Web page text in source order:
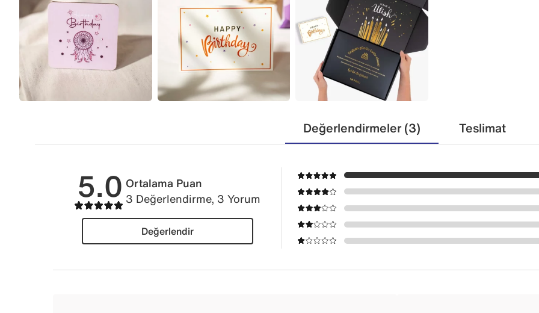
Değerlendirmeler (3) Teslimat
5.0 Ortalama Puan
3 Değerlendirme, 3 Yorum
Değerlendir